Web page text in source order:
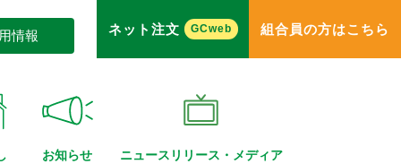
情報
お知らせ ニュースリリース・ メディア
ネット注文 GCweb 組合員の方はこちら